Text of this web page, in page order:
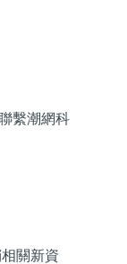
繫潮網科
關新資